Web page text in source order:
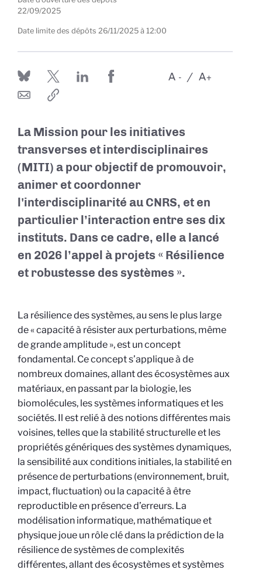
22/09/2025
Date limite des dépôts 26/11/2025 à 12:00
-
A +
A
La Mission pour les initiatives
transverses et interdisciplinaires
(MITI) a pour objectif de promouvoir,
animer et coordonner
l'interdisciplinarité au CNRS, et en
particulier l’interaction entre ses dix
instituts. Dans ce cadre, elle a lancé
en 2026 l’appel à projets « Résilience
et robustesse des systèmes ».
La résilience des systèmes, au sens le plus large
de « capacité à résister aux perturbations, même
de grande amplitude », est un concept
fondamental. Ce concept s’applique à de
nombreux domaines, allant des écosystèmes aux
matériaux, en passant par la biologie, les
biomolécules, les systèmes informatiques et les
sociétés. Il est relié à des notions différentes mais
voisines, telles que la stabilité structurelle et les
propriétés génériques des systèmes dynamiques,
la sensibilité aux conditions initiales, la stabilité en
présence de perturbations (environnement, bruit,
impact, fluctuation) ou la capacité à être
reproductible en présence d’erreurs. La
modélisation informatique, mathématique et
physique joue un rôle clé dans la prédiction de la
résilience de systèmes de complexités
différentes, allant des écosystèmes et systèmes